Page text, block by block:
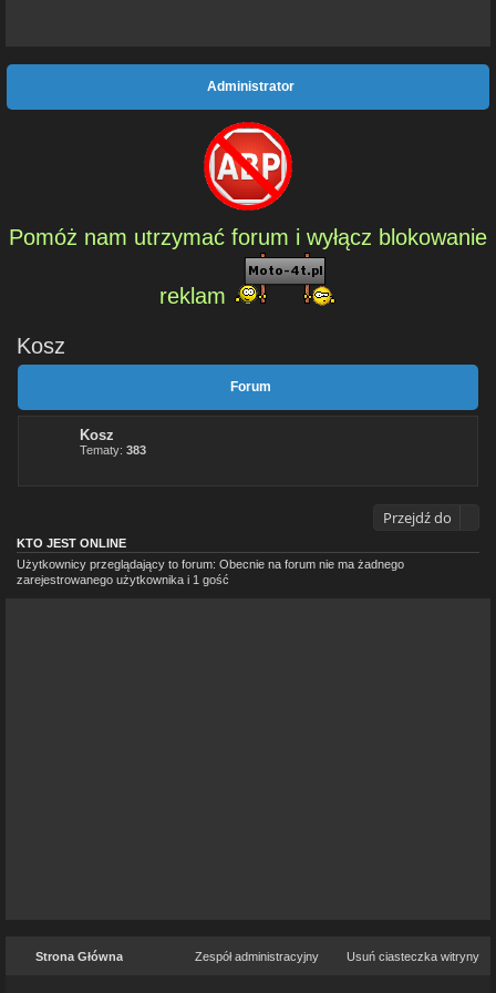
Administrator
Pomóż nam utrzymać forum i wyłącz blokowanie
reklam
Kosz
Forum
Kosz
Tematy: 383
Przejdź do
KTO JEST ONLINE
Użytkownicy przeglądający to forum: Obecnie na forum nie ma żadnego
zarejestrowanego użytkownika i 1 gość
Strona Główna Usuń ciasteczka witryny
Zespół administracyjny